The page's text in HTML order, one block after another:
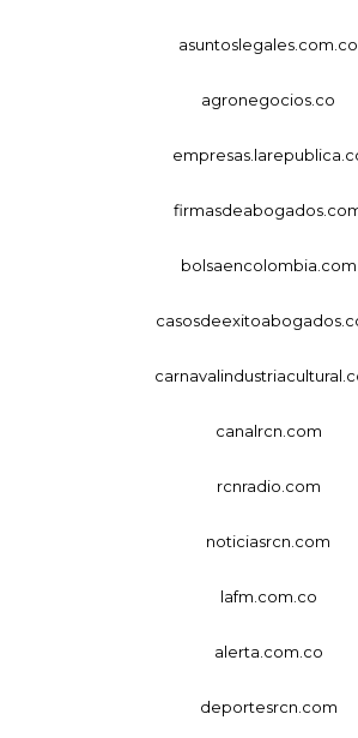
asuntoslegales.com.co
agronegocios.co
bolsaencolombia.com
canalrcn.com
rcnradio.com
noticiasrcn.com
lafm.com.co
alerta.com.co
deportesrcn.com